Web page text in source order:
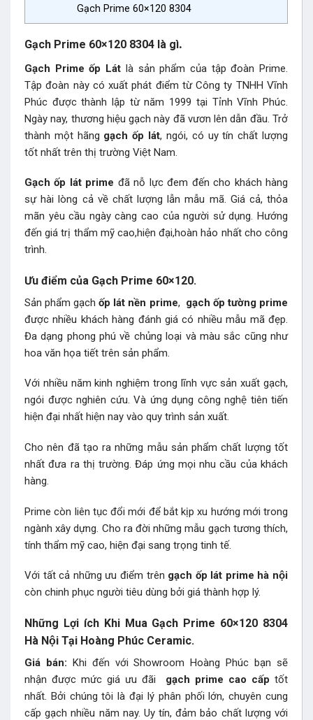
Gạch Prime 60×120 8304
Gạch Prime 60×120 8304 là gì.
Gạch Prime ốp Lát là sản phẩm của tập đoàn Prime.
Tập đoàn này có xuất phát điểm từ Công ty TNHH Vĩnh
Phúc được thành lập từ năm 1999 tại Tỉnh Vĩnh Phúc.
Ngày nay, thương hiệu gạch này đã vươn lên dẫn đầu. Trở
thành một hãng gạch ốp lát, ngói, có uy tín chất lượng
tốt nhất trên thị trường Việt Nam.
Gạch ốp lát prime đã nỗ lực đem đến cho khách hàng
sự hài lòng cả về chất lượng lẫn mẫu mã. Giá cả, thỏa
mãn yêu cầu ngày càng cao của người sử dụng. Hướng
đến giá trị thẩm mỹ cao,hiện đại,hoàn hảo nhất cho công
trình.
Ưu điểm của Gạch Prime 60×120.
Sản phẩm gạchốp lát nền prime, gạch ốp tường prime
được nhiều khách hàng đánh giá có nhiều mẫu mã đẹp.
Đa dạng phong phú về chủng loại và màu sắc cũng như
hoa văn họa tiết trên sản phẩm.
Với nhiều năm kinh nghiệm trong lĩnh vực sản xuất gạch,
ngói được nghiên cứu. Và ứng dụng công nghệ tiên tiến
hiện đại nhất hiện nay vào quy trình sản xuất.
Cho nên đã tạo ra những mẫu sản phẩm chất lượng tốt
nhất đưa ra thị trường. Đáp ứng mọi nhu cầu của khách
hàng.
Prime còn liên tục đổi mới để bắt kịp xu hướng mới trong
ngành xây dựng. Cho ra đời những mẫu gạch tương thích,
tính thẩm mỹ cao, hiện đại sang trọng tinh tế.
Với tất cả những ưu điểm trên gạch ốp lát prime hà nội
còn chinh phục người tiêu dùng bởi giá thành hợp lý.
Những Lợi ích Khi Mua Gạch Prime 60×120 8304
Hà Nội Tại Hoàng Phúc Ceramic.
Giá bán: Khi đến với Showroom Hoàng Phúc bạn sẽ
nhận được mức giá ưu đãi gạch prime cao cấp tốt
nhất. Bởi chúng tôi là đại lý phân phối lớn, chuyên cung
cấp gạch nhiều năm nay. Uy tín, đảm bảo chất lượng với